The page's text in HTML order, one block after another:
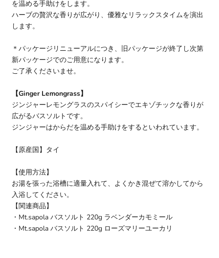
を温める手助けをします。
ハーブの贅沢な香りが広がり、優雅なリラックスタイムを演出
します。
＊パッケージリニューアルにつき、旧パッケージが終了し次第
新パッケージでのご用意になります。
ご了承くださいませ。
【Ginger Lemongrass】
ジンジャーレモングラスのスパイシーでエキゾチックな香りが
広がるバスソルトです。
ジンジャーはからだを温める手助けをするといわれています。
【原産国】タイ
【使用方法】
お湯を張った浴槽に適量入れて、よくかき混ぜて溶かしてから
入浴してください。
【関連商品】
・Mt.sapola バスソルト 220g ラベンダーカモミール
・Mt.sapola バスソルト 220g ローズマリーユーカリ